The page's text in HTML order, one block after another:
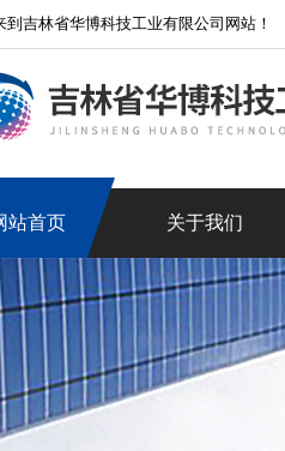
到吉林省华博科技工业有限公司网站！
站首页 关于我们